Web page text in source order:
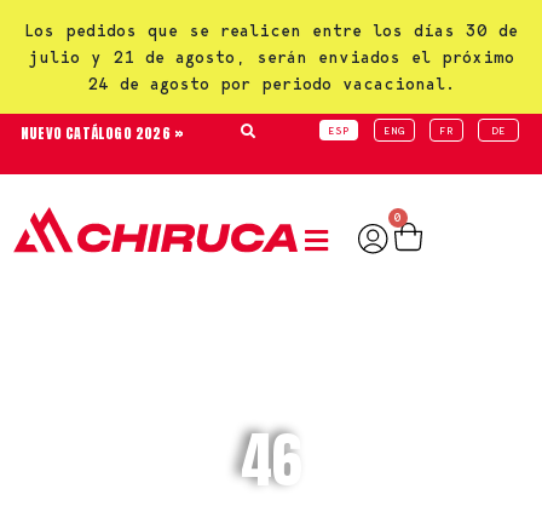
Los pedidos que se realicen entre los días 30 de
julio y 21 de agosto, serán enviados el próximo
24 de agosto por periodo vacacional.
NUEVO CATÁLOGO 2026 » ESP ENG FR DE
0
46